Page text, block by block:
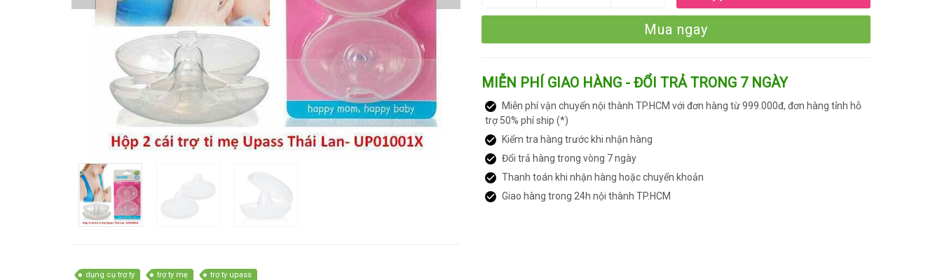
dụng cụ trợ ty trợ ty mẹ trợ ty upass
Mua ngay
MIỄN PHÍ GIAO HÀNG - ĐỔI TRẢ TRONG 7 NGÀY
Miễn phí vận chuyển nội thành TP.HCM với đơn hàng từ 999.000đ, đơn hàng tỉnh hỗ
trợ 50% phí ship (*)
Kiểm tra hàng trước khi nhận hàng
Đổi trả hàng trong vòng 7 ngày
Thanh toán khi nhận hàng hoặc chuyển khoản
Giao hàng trong 24h nội thành TP.HCM